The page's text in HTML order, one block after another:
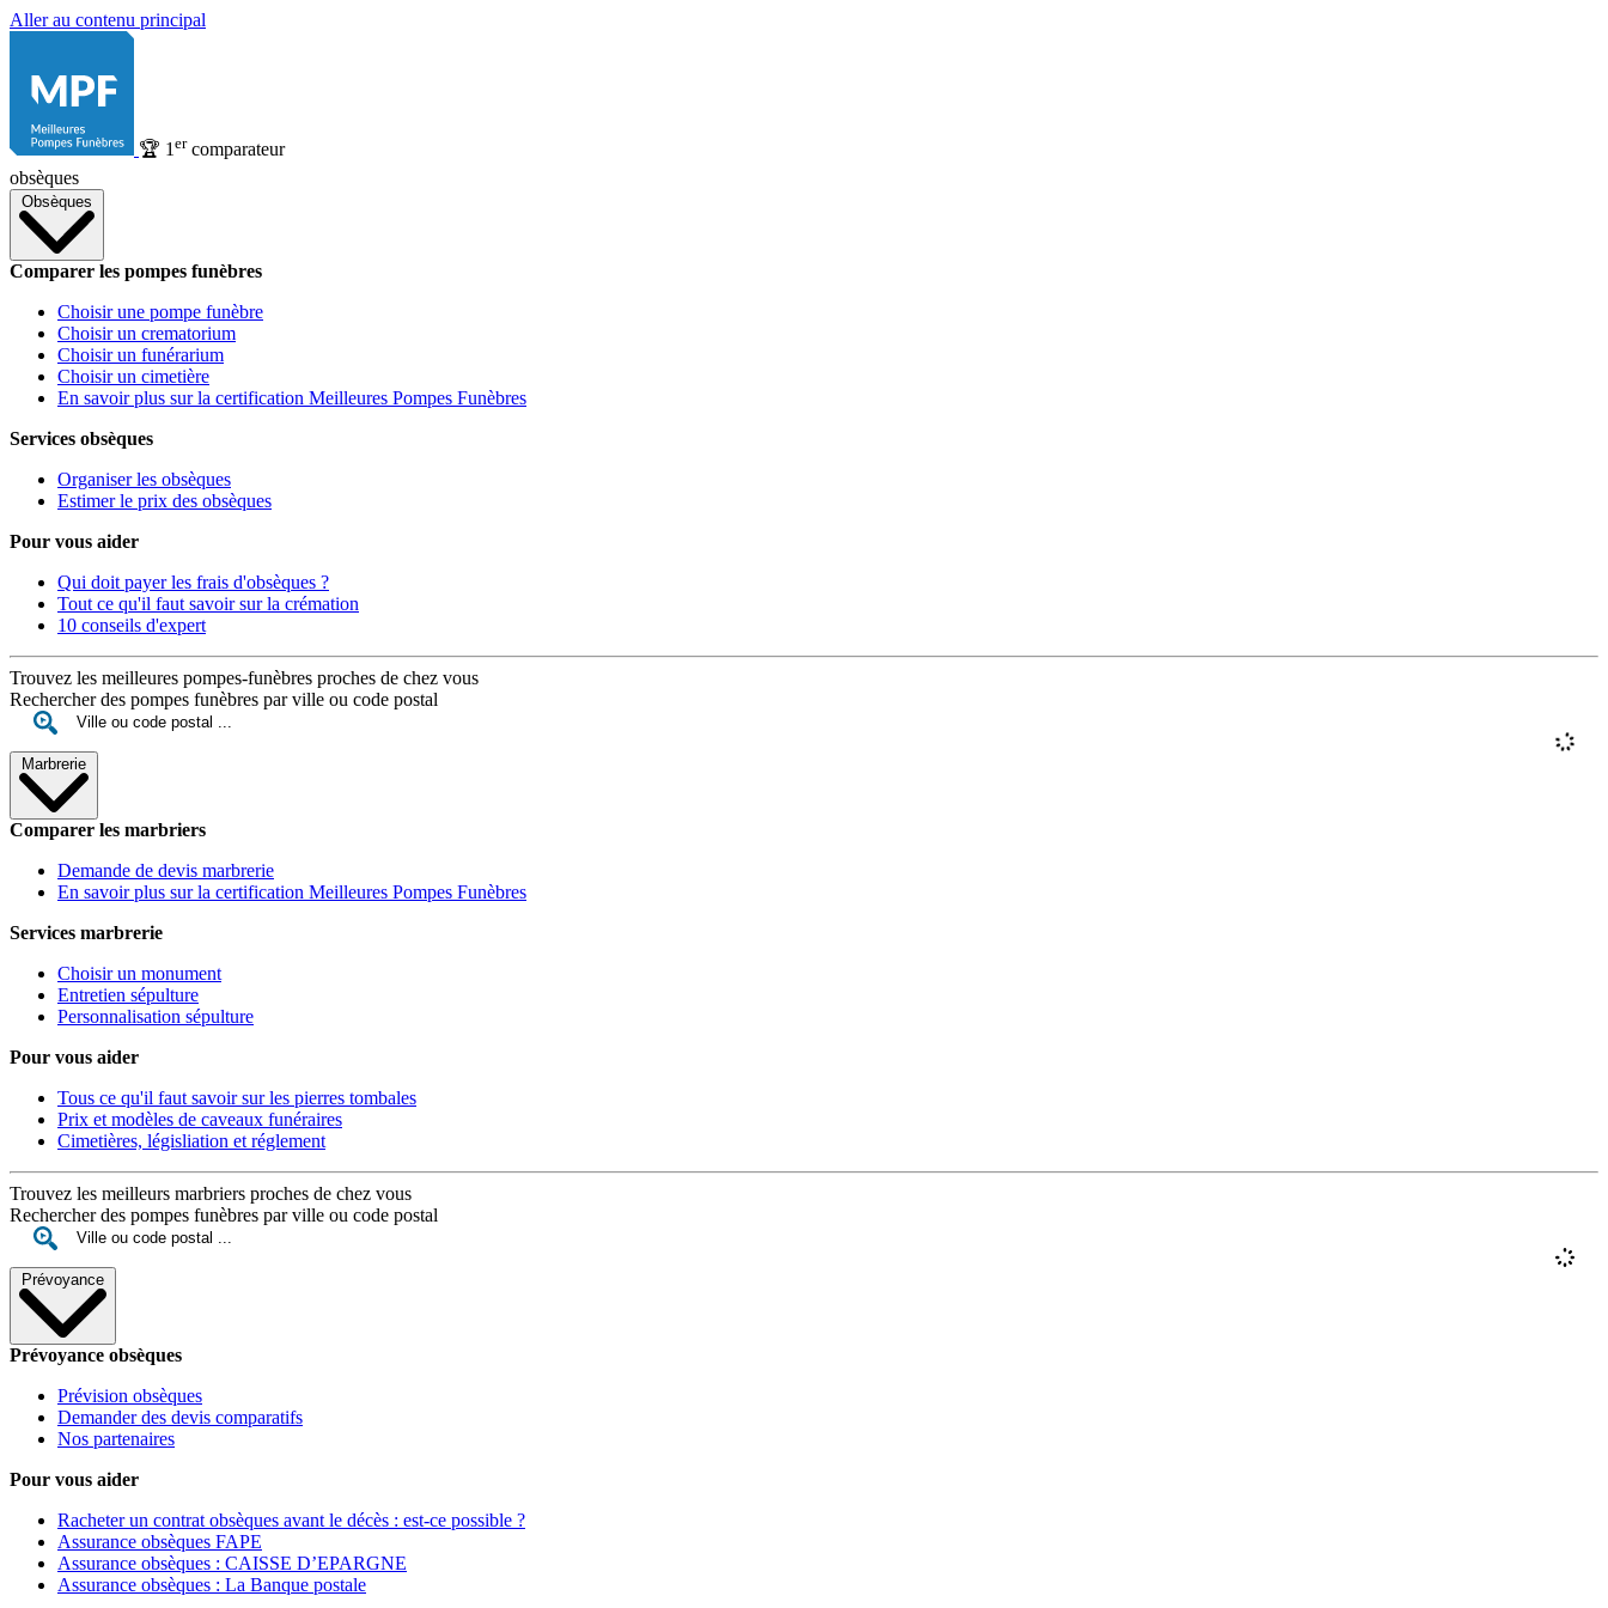
Aller au contenu principal
🏆 1 ercomparateur
obsèques
Obsèques
Comparer les pompes funèbres
Choisir une pompe funèbre
Choisir un crematorium
Choisir un funérarium
Choisir un cimetière
En savoir plus sur la certification Meilleures Pompes Funèbres
Services obsèques
Organiser les obsèques
Estimer le prix des obsèques
Pour vous aider
Qui doit payer les frais d'obsèques ?
Tout ce qu'il faut savoir sur la crémation
10 conseils d'expert
Trouvez les meilleures pompes-funèbres proches de chez vous
Rechercher des pompes funèbres par ville ou code postal
Marbrerie
Comparer les marbriers
Demande de devis marbrerie
En savoir plus sur la certification Meilleures Pompes Funèbres
Services marbrerie
Choisir un monument
Entretien sépulture
Personnalisation sépulture
Pour vous aider
Tous ce qu'il faut savoir sur les pierres tombales
Prix et modèles de caveaux funéraires
Cimetières, législiation et réglement
Trouvez les meilleurs marbriers proches de chez vous
Rechercher des pompes funèbres par ville ou code postal
Prévoyance
Prévoyance obsèques
Prévision obsèques
Demander des devis comparatifs
Nos partenaires
Pour vous aider
Racheter un contrat obsèques avant le décès : est-ce possible ?
Assurance obsèques FAPE
Assurance obsèques : CAISSE D’EPARGNE
Assurance obsèques : La Banque postale